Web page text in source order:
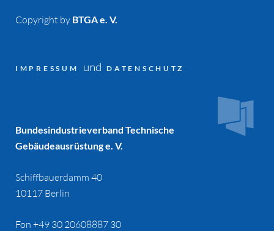
Copyright by BTGA e. V.
IMPRESSUM undDATENSCHUTZ
Bundesindustrieverband Technische
Gebäudeausrüstung e. V.
Schiffbauerdamm 40
10117 Berlin
Fon +49 30 20608887 30